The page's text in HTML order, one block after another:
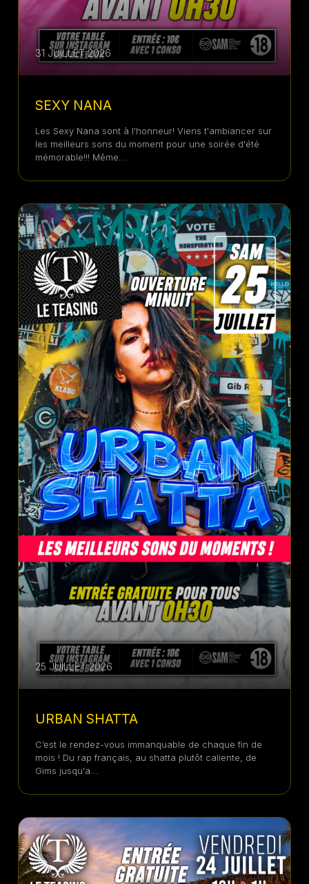
31 JUILLET 2026
SEXY NANA
Les Sexy Nana sont à l'honneur! Viens t'ambiancer sur
les meilleurs sons du moment pour une soirée d'été
mémorable!!! Même...
25 JUILLET 2026
URBAN SHATTA
C’est le rendez-vous immanquable de chaque fin de
mois ! Du rap français, au shatta plutôt caliente, de
Gims jusqu'a...